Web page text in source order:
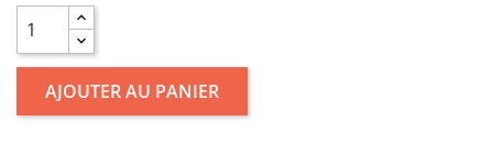
AJOUTER AU PANIER